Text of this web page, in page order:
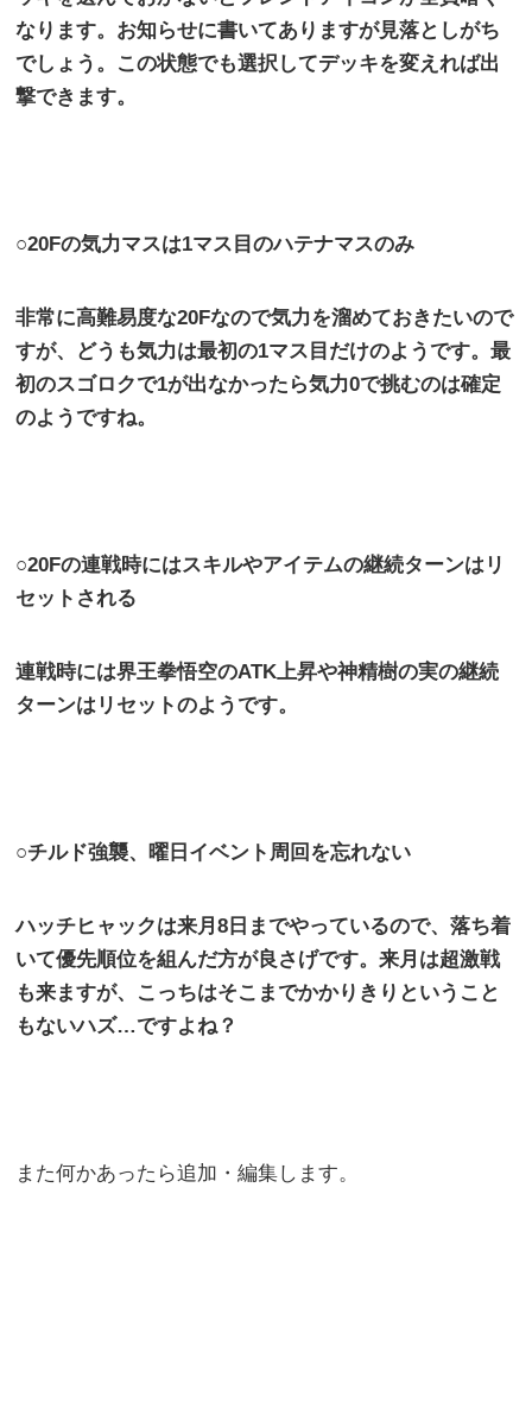
なります。お知らせに書いてありますが見落としがち
でしょう。この状態でも選択してデッキを変えれば出
撃できます。
○20Fの気力マスは1マス目のハテナマスのみ
非常に高難易度な20Fなので気力を溜めておきたいので
すが、どうも気力は最初の1マス目だけのようです。最
初のスゴロクで1が出なかったら気力0で挑むのは確定
のようですね。
○20Fの連戦時にはスキルやアイテムの継続ターンはリ
セットされる
連戦時には界王拳悟空のATK上昇や神精樹の実の継続
ターンはリセットのようです。
○チルド強襲、曜日イベント周回を忘れない
ハッチヒャックは来月8 日までやっているので、落ち着
いて優先順位を組んだ方が良さげです。来月は超激戦
も来ますが、こっちはそこまでかかりきりということ
もないハズ…ですよね？
また何かあったら追加・編集します。